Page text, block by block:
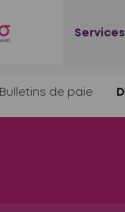
Services
Bulletins de paie